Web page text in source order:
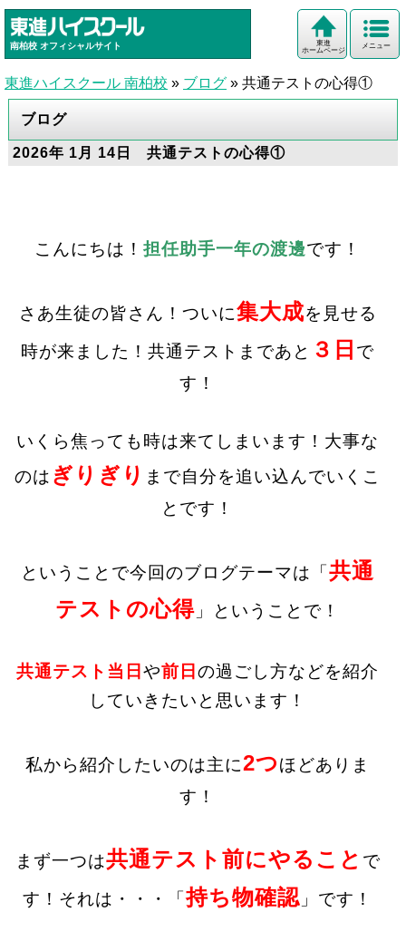
南柏校 オフィシャルサイト メニュー
東進
ホームページ
東進ハイスクール 南柏校 » ブログ » 共通テストの心得①
ブログ
2026年 1月 14日 共通テストの心得①
こんにちは！担任助手一年の渡邊です！
さあ生徒の皆さん！ついに集大成を見せる
時が来ました！共通テストまであと ３日 で
す！
いくら焦っても時は来てしまいます！大事な
のは ぎりぎり まで自分を追い込んでいくこ
とです！
ということで今回のブログテーマは「共通
テストの心得 」ということで！
共通テスト当日や前日の過ごし方などを紹介
していきたいと思います！
私から紹介したいのは主に2つほどありま
す！
まず一つは共通テスト前にやること で
す！それは・・・「持ち物確認 」です！